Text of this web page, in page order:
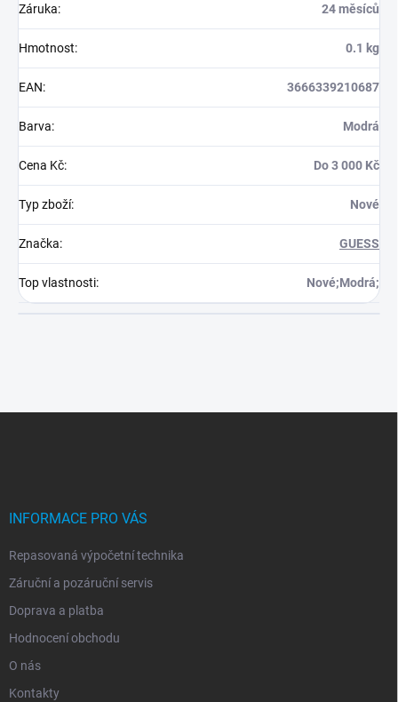
Záruka: 24 měsíců
Hmotnost: 0.1 kg
EAN: 3666339210687
Barva: Modrá
Cena Kč: Do 3 000 Kč
Typ zboží: Nové
Značka: GUESS
Top vlastnosti: Nové;Modrá;
INFORMACE PRO VÁS
Repasovaná výpočetní technika
Záruční a pozáruční servis
Doprava a platba
Hodnocení obchodu
O nás
Kontakty